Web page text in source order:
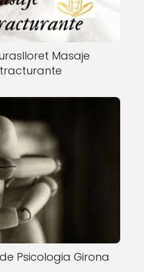
Masaje
Psicologia Girona